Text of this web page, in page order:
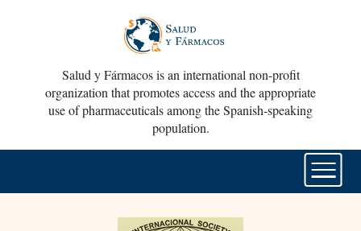
Salud y Fármacos is an international non-profit
organization that promotes access and the appropriate
use of pharmaceuticals among the Spanish-speaking
population.